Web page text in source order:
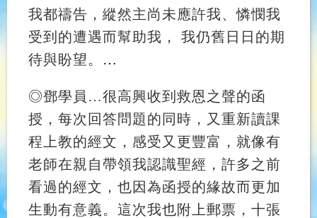
我都禱告，縱然主尚未應許我、憐憫我
受到的遭遇而幫助我， 我仍舊日日的期
待與盼望。 …
◎鄧學員 …很高興收到救恩之聲的函
授，每次回答問題的同時，又重新讀課
程上教的經文，感受又更豐富，就像有
老師在親自帶領我認識聖經，許多之前
看過的經文，也因為函授的緣故而更加
生動有意義。這次我也附上郵票，十張